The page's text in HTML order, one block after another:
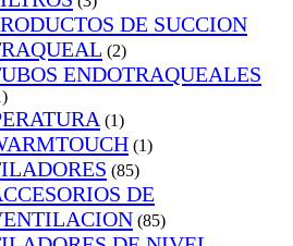
DE SUCCION
(2)
ENDOTRAQUEALES
(1)
(1)
(85)
DE
(85)